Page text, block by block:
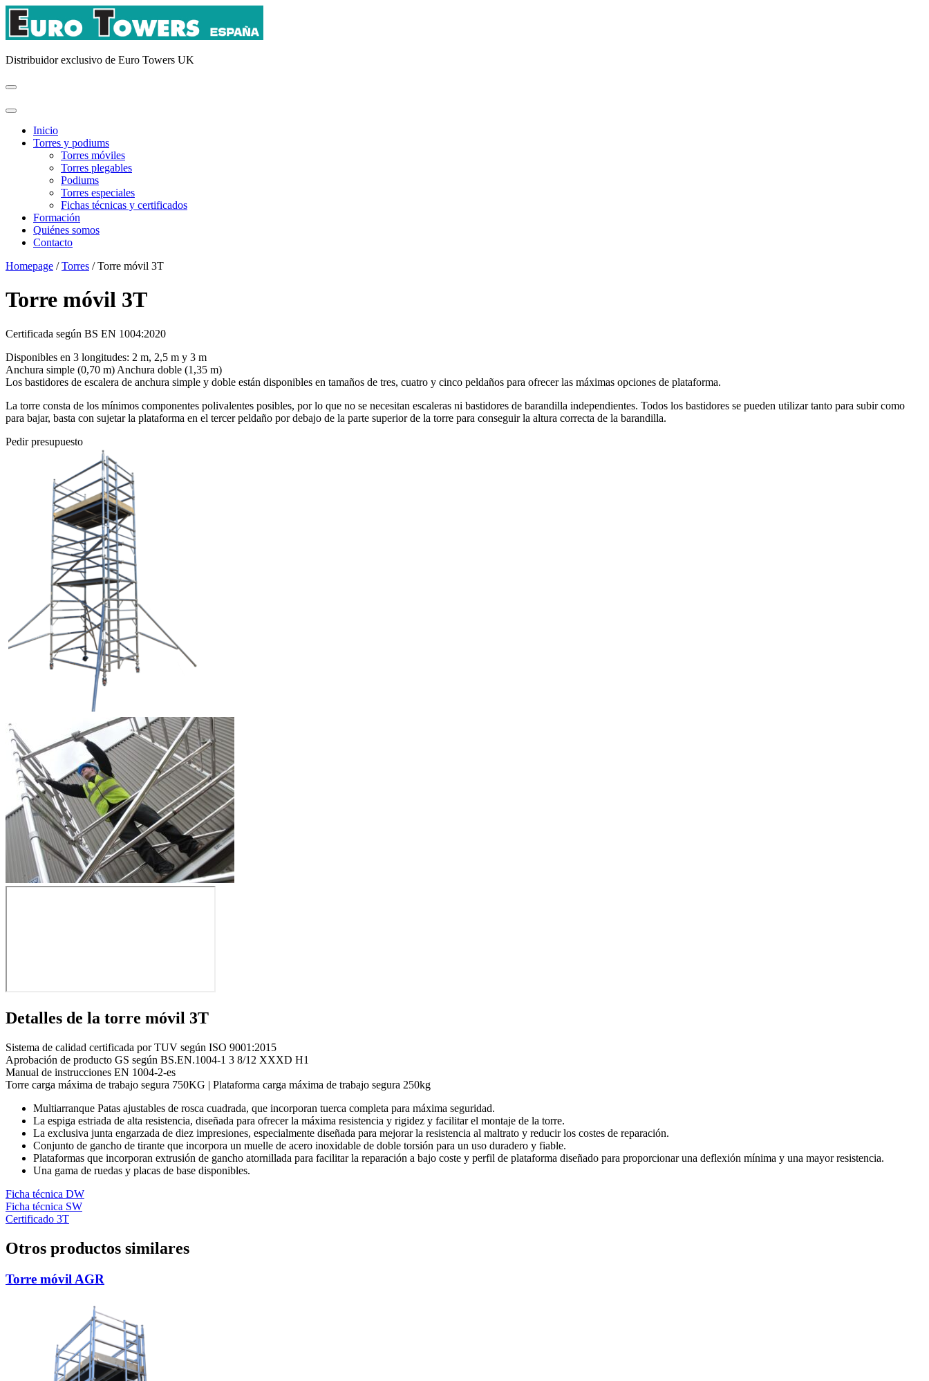
Distribuidor exclusivo de Euro Towers UK
Inicio
Torres y podiums
Torres móviles
Torres plegables
Podiums
Torres especiales
Fichas técnicas y certificados
Formación
Quiénes somos
Contacto
Homepage / Torres /Torre móvil 3T
Torre móvil 3T
Certificada según BS EN 1004:2020
Disponibles en 3 longitudes: 2 m, 2,5 m y 3 m
Anchura simple (0,70 m) Anchura doble (1,35 m)
Los bastidores de escalera de anchura simple y doble están disponibles en tamaños de tres, cuatro y cinco peldaños para ofrecer las máximas opciones de plataforma.
La torre consta de los mínimos componentes polivalentes posibles, por lo que no se necesitan escaleras ni bastidores de barandilla independientes. Todos los bastidores se pueden utilizar tanto para subir como
para bajar, basta con sujetar la plataforma en el tercer peldaño por debajo de la parte superior de la torre para conseguir la altura correcta de la barandilla.
Pedir presupuesto
Detalles de la torre móvil 3T
Sistema de calidad certificada por TUV según ISO 9001:2015
Aprobación de producto GS según BS.EN.1004-1 3 8/12 XXXD H1
Manual de instrucciones EN 1004-2-es
Torre carga máxima de trabajo segura 750KG | Plataforma carga máxima de trabajo segura 250kg
Multiarranque Patas ajustables de rosca cuadrada, que incorporan tuerca completa para máxima seguridad.
La espiga estriada de alta resistencia, diseñada para ofrecer la máxima resistencia y rigidez y facilitar el montaje de la torre.
La exclusiva junta engarzada de diez impresiones, especialmente diseñada para mejorar la resistencia al maltrato y reducir los costes de reparación.
Conjunto de gancho de tirante que incorpora un muelle de acero inoxidable de doble torsión para un uso duradero y fiable.
Plataformas que incorporan extrusión de gancho atornillada para facilitar la reparación a bajo coste y perfil de plataforma diseñado para proporcionar una deflexión mínima y una mayor resistencia.
Una gama de ruedas y placas de base disponibles.
Ficha técnica DW
Ficha técnica SW
Certificado 3T
Otros productos similares
Torre móvil AGR